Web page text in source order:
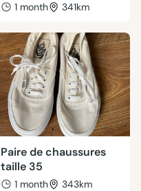
1 month 341km
Paire de chaussures
taille 35
1 month 343km